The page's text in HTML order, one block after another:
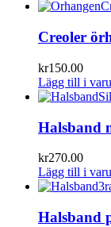
Creoler
kr150.00
Lägg till i
Halsband
kr270.00
Lägg till i
Halsband